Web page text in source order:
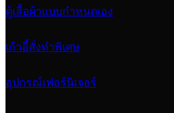
ตู้เสื้อผ้าแบบกำหนดเอง
เก้าอี้สั่งทำพิเศษ
อุปกรณ์เฟอร์นิเจอร์